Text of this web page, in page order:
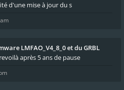
d'une mise à jour du s
LMFAO_V4_8_0 et du GRBL
après 5 ans de pause